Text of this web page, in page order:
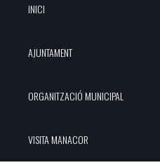
INICI
AJUNTAMENT
ORGANITZACIÓ MUNICIPAL
VISITA MANACOR